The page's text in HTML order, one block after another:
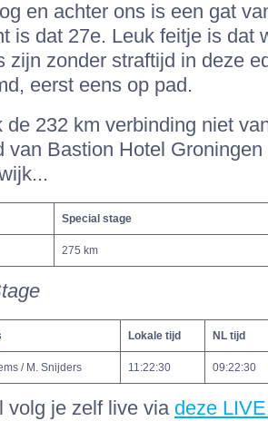
en achter ons is een gat
is dat 27e. Leuk feitje is dat
zijn zonder straftijd in deze
eerst eens op pad.
de 232 km verbinding niet
van Bastion Hotel
Special stage
275 km
Lokale tijd NL tijd
/ M. Snijders 11:22:30 09:22:30
volg je zelf live via deze